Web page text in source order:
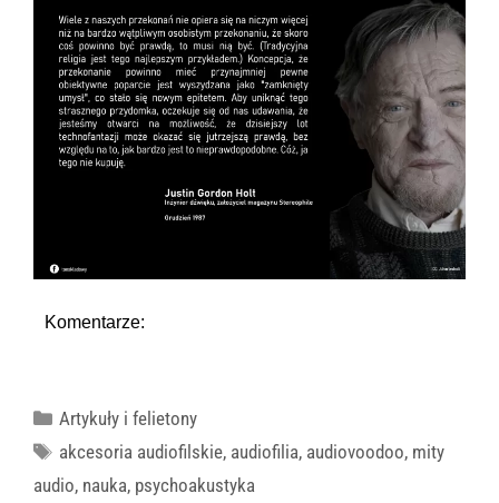
Komentarze:
Kategorie
Artykuły i felietony
Tagi
akcesoria audiofilskie, audiofilia, audiovoodoo, mity
audio, nauka, psychoakustyka